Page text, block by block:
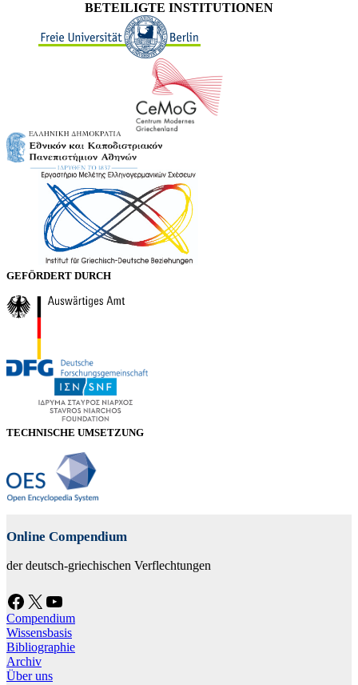
BETEILIGTE INSTITUTIONEN
GEFÖRDERT DURCH
TECHNISCHE UMSETZUNG
Online Compendium
der deutsch-griechischen Verflechtungen
Facebook X YouTube
Compendium
Wissensbasis
Bibliographie
Archiv
Über uns